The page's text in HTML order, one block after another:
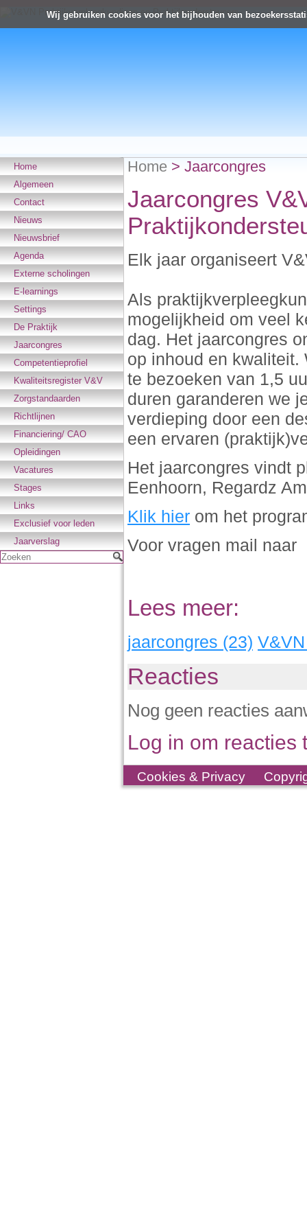
Wij gebruiken cookies voor het bijhouden van
Home
Algemeen
Contact
Nieuws
Nieuwsbrief
Agenda
Externe scholingen
E-learnings
Settings
De Praktijk
Jaarcongres
Competentieprofiel
Kwaliteitsregister V&V
Zorgstandaarden
Richtlijnen
Financiering/ CAO
Opleidingen
Vacatures
Stages
Links
Exclusief voor leden
Jaarverslag
Zoeken
Home > Jaarcongres
Jaarcongres
Elk jaar organiseert
Als
mogelijkheid om veel
dag. Het jaarcongres
op inhoud en
te bezoeken van 1,5
duren garanderen we
verdieping door een
een ervaren
Het jaarcongres vindt
Eenhoorn, Regardz
Klik hier om het
Voor vragen mail naar
Lees meer:
jaarcongres (23)
Reacties
Nog geen reacties
Log in om reacties
Cookies & Privacy